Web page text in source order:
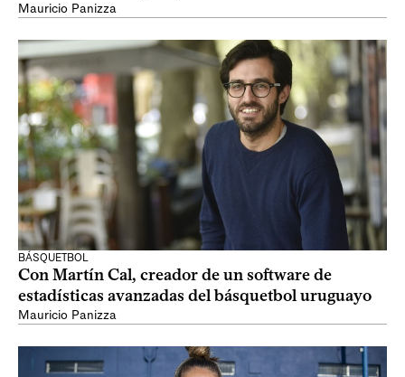
Mauricio Panizza
BÁSQUETBOL
Con Martín Cal, creador de un software de
estadísticas avanzadas del básquetbol uruguayo
Mauricio Panizza